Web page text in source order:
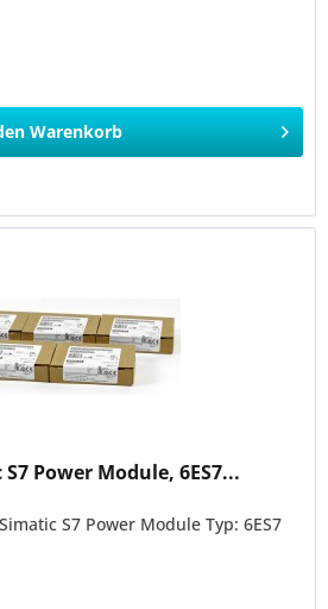
Warenkorb
Power Module, 6ES7...
S7 Power Module Typ: 6ES7